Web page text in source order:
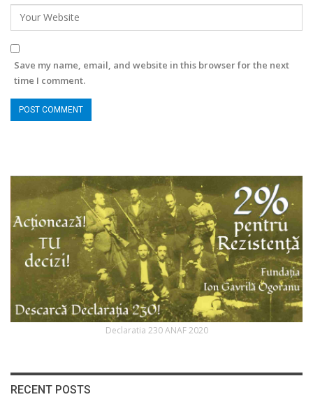
Save my name, email, and website in this browser for the next
time I comment.
Declaratia 230 ANAF 2020
RECENT POSTS